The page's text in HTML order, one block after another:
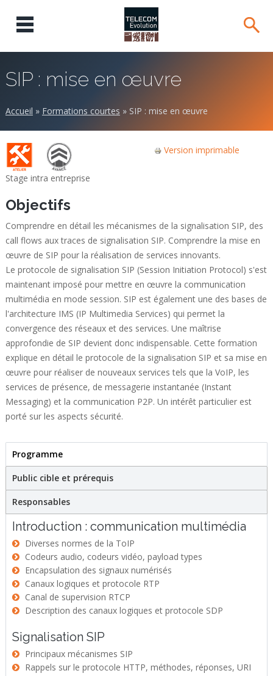
SIP : mise en œuvre
Accueil » Formations courtes » SIP : mise en œuvre
Version imprimable
Stage intra entreprise
Objectifs
Comprendre en détail les mécanismes de la signalisation SIP, des
call flows aux traces de signalisation SIP. Comprendre la mise en
œuvre de SIP pour la réalisation de services innovants.
Le protocole de signalisation SIP (Session Initiation Protocol) s'est
maintenant imposé pour mettre en œuvre la communication
multimédia en mode session. SIP est également une des bases de
l'architecture IMS (IP Multimedia Services) qui permet la
convergence des réseaux et des services. Une maîtrise
approfondie de SIP devient donc indispensable. Cette formation
explique en détail le protocole de la signalisation SIP et sa mise en
œuvre pour réaliser de nouveaux services tels que la VoIP, les
services de présence, de messagerie instantanée (Instant
Messaging) et la communication P2P. Un intérêt particulier est
porté sur les aspects sécurité.
Stage
Programme(active tab)
Public cible et prérequis
Responsables
Introduction : communication multimédia
Diverses normes de la ToIP
Codeurs audio, codeurs vidéo, payload types
Encapsulation des signaux numérisés
Canaux logiques et protocole RTP
Canal de supervision RTCP
Description des canaux logiques et protocole SDP
Signalisation SIP
Principaux mécanismes SIP
Rappels sur le protocole HTTP, méthodes, réponses, URI